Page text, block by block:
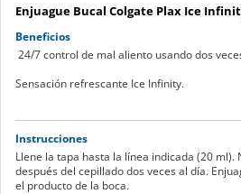
Enjuague Bucal Colgate Plax Ice
Beneficios
24/7 control de mal aliento usando dos
Sensación refrescante Ice Infinity.
Instrucciones
Llene la tapa hasta la línea indicada (20 ml).
después del cepillado dos veces al día.
el producto de la boca.